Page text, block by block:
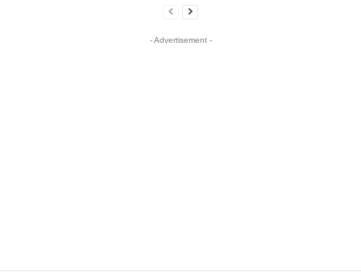
- Advertisement -